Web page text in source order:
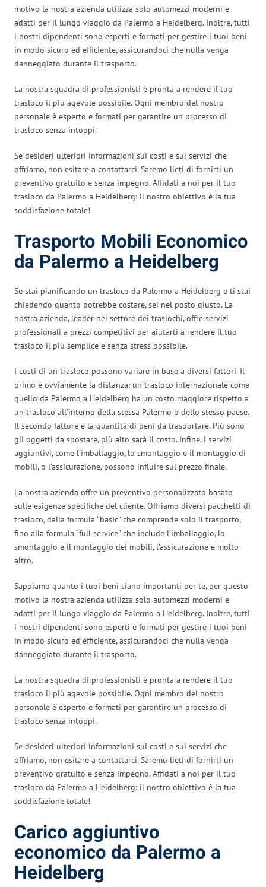
motivo la nostra azienda utilizza solo automezzi moderni e
adatti per il lungo viaggio da Palermo a Heidelberg. Inoltre, tutti
i nostri dipendenti sono esperti e formati per gestire i tuoi beni
in modo sicuro ed efficiente, assicurandoci che nulla venga
danneggiato durante il trasporto.
La nostra squadra di professionisti è pronta a rendere il tuo
trasloco il più agevole possibile. Ogni membro del nostro
personale è esperto e formati per garantire un processo di
trasloco senza intoppi.
Se desideri ulteriori informazioni sui costi e sui servizi che
offriamo, non esitare a contattarci. Saremo lieti di fornirti un
preventivo gratuito e senza impegno. Affidati a noi per il tuo
trasloco da Palermo a Heidelberg: il nostro obiettivo è la tua
soddisfazione totale!
Trasporto Mobili Economico
da Palermo a Heidelberg
Se stai pianificando un trasloco da Palermo a Heidelberg e ti stai
chiedendo quanto potrebbe costare, sei nel posto giusto. La
nostra azienda, leader nel settore dei traslochi, offre servizi
professionali a prezzi competitivi per aiutarti a rendere il tuo
trasloco il più semplice e senza stress possibile.
I costi di un trasloco possono variare in base a diversi fattori. Il
primo è ovviamente la distanza: un trasloco internazionale come
quello da Palermo a Heidelberg ha un costo maggiore rispetto a
un trasloco all’interno della stessa Palermo o dello stesso paese.
Il secondo fattore è la quantità di beni da trasportare. Più sono
gli oggetti da spostare, più alto sarà il costo. Infine, i servizi
aggiuntivi, come l’imballaggio, lo smontaggio e il montaggio di
mobili, o l’assicurazione, possono influire sul prezzo finale.
La nostra azienda offre un preventivo personalizzato basato
sulle esigenze specifiche del cliente. Offriamo diversi pacchetti di
trasloco, dalla formula “basic” che comprende solo il trasporto,
fino alla formula “full service” che include l’imballaggio, lo
smontaggio e il montaggio dei mobili, l’assicurazione e molto
altro.
Sappiamo quanto i tuoi beni siano importanti per te, per questo
motivo la nostra azienda utilizza solo automezzi moderni e
adatti per il lungo viaggio da Palermo a Heidelberg. Inoltre, tutti
i nostri dipendenti sono esperti e formati per gestire i tuoi beni
in modo sicuro ed efficiente, assicurandoci che nulla venga
danneggiato durante il trasporto.
La nostra squadra di professionisti è pronta a rendere il tuo
trasloco il più agevole possibile. Ogni membro del nostro
personale è esperto e formati per garantire un processo di
trasloco senza intoppi.
Se desideri ulteriori informazioni sui costi e sui servizi che
offriamo, non esitare a contattarci. Saremo lieti di fornirti un
preventivo gratuito e senza impegno. Affidati a noi per il tuo
trasloco da Palermo a Heidelberg: il nostro obiettivo è la tua
soddisfazione totale!
Carico aggiuntivo
economico da Palermo a
Heidelberg